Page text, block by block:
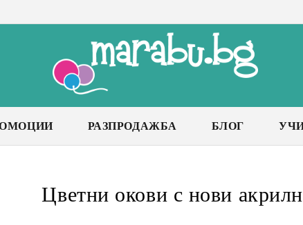
РАЗПРОДАЖБА БЛОГ
Цветни окови с нови